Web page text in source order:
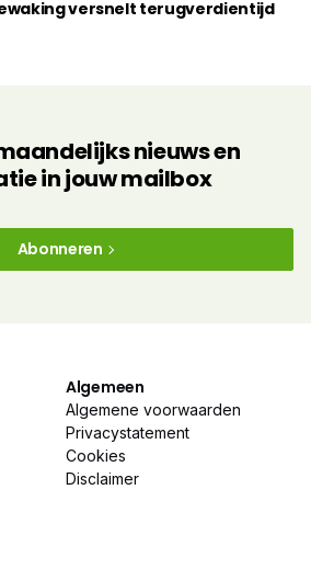
versnelt terugverdientijd
nieuws en
in jouw mailbox
Abonneren
Algemeen
Algemene voorwaarden
Privacystatement
Cookies
Disclaimer